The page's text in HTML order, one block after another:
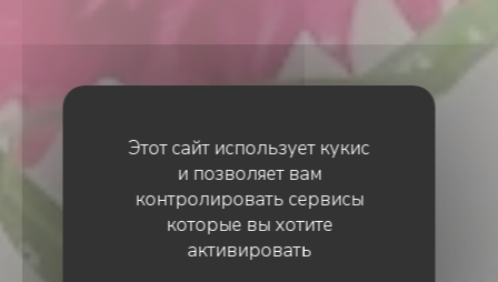
Этот сайт использует кукис
и позволяет вам
контролировать сервисы
которые вы хотите
активировать
МЕЖДУНАРОДНЫЙ• LEVALLOIS-PERRET
L'économat -